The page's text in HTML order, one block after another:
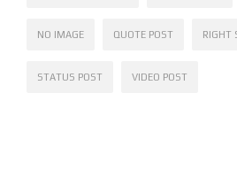
NO IMAGE QUOTE POST RIGHT
STATUS POST VIDEO POST